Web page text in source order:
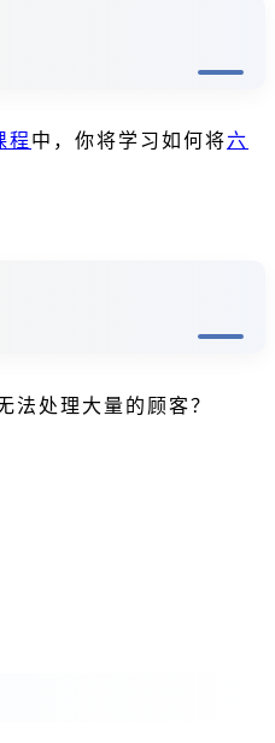
程中，你将学习如何将六
处理大量的顾客？